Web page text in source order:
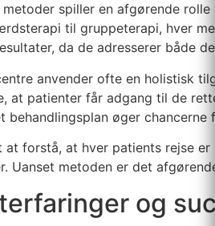
metoder spiller en afgørende
til gruppeterapi, hver
da de adresserer både
anvender ofte en holistisk
at patienter får adgang til de
øger chancerne
forstå, at hver patients rejse
Uanset metoden er det
og